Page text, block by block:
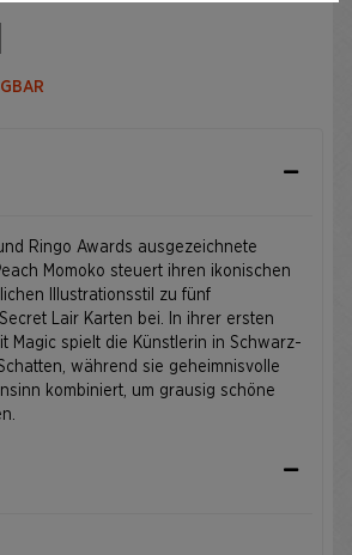
Ringo Awards ausgezeichnete
Momoko steuert ihren ikonischen
Illustrationsstil zu fünf
Lair Karten bei. In ihrer ersten
Magic spielt die Künstlerin in Schwarz-
während sie geheimnisvolle
kombiniert, um grausig schöne